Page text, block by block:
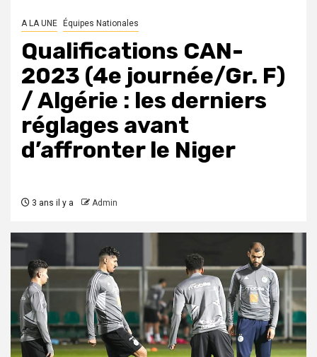
A LA UNE Équipes Nationales
Qualifications CAN-
2023 (4e journée/Gr. F)
/ Algérie : les derniers
réglages avant
d’affronter le Niger
3 ans il y a Admin